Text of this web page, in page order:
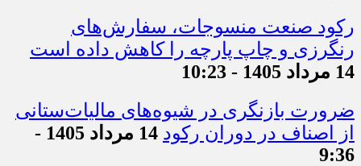
رکود صنعت منسوجات، سفارش‌های
رنگرزی و چاپ پارچه را کاهش داده است
14 مرداد 1405 - 10:23
ضرورت بازنگری در شیوه‌های مالیات‌ستانی
از اصناف در دوران رکود
14 مرداد 1405 -
9:36